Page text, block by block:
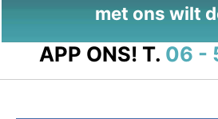
met ons wilt
APP ONS! T. 06 -